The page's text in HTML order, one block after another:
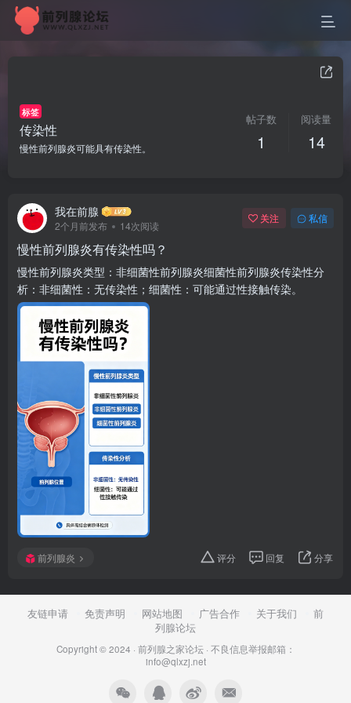
标签
传染性
慢性前列腺炎可能具有传染性。
帖子数
1
阅读量
14
我在前腺
2个月前发布 14次阅读
关注 私信
慢性前列腺炎有传染性吗？
慢性前列腺炎类型：非细菌性前列腺炎细菌性前列腺炎传染性分
析：非细菌性：无传染性；细菌性：可能通过性接触传染。
前列腺炎 评分 回复 分享
友链申请 免责声明 网站地图 广告合作 关于我们
前
列腺论坛
Copyright © 2024 · 前列腺之家论坛· 不良信息举报邮箱：
info@qlxzj.net